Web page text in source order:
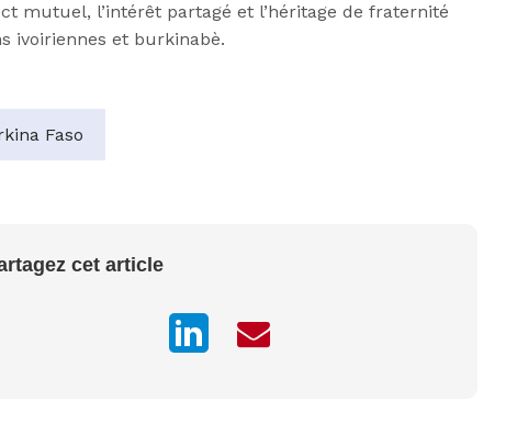
mutuel, l’intérêt partagé et l’héritage de fraternité
ivoiriennes et burkinabè.
Faso
cet article